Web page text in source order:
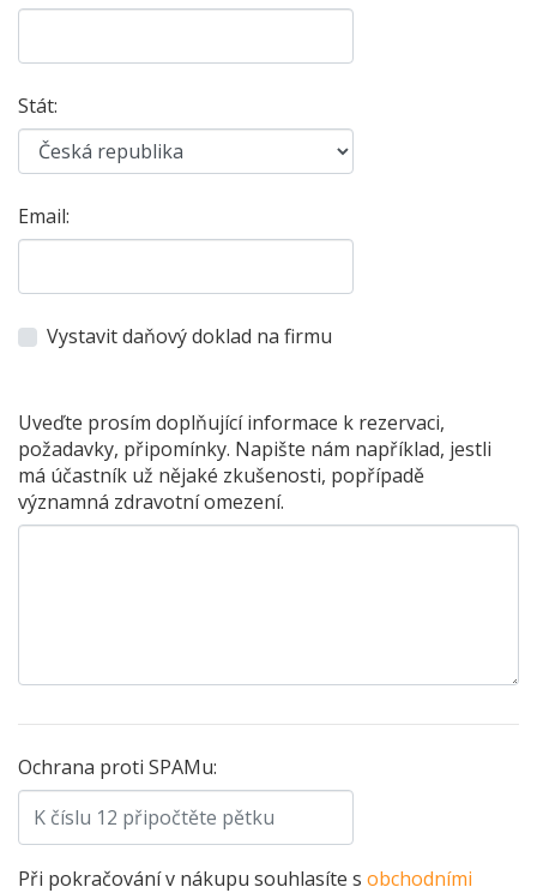
Stát:
Email:
Vystavit daňový doklad na firmu
Uveďte prosím doplňující informace k rezervaci,
požadavky, připomínky. Napište nám například, jestli
má účastník už nějaké zkušenosti, popřípadě
významná zdravotní omezení.
Ochrana proti SPAMu:
Při pokračování v nákupu souhlasíte s obchodními